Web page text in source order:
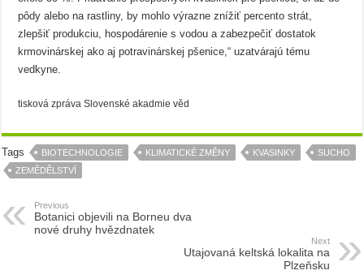
pôdy alebo na rastliny, by mohlo výrazne znížiť percento strát,
zlepšiť produkciu, hospodárenie s vodou a zabezpečiť dostatok
krmovinárskej ako aj potravinárskej pšenice,“ uzatvárajú tému
vedkyne.
tisková zpráva Slovenské akadmie věd
Tags BIOTECHNOLOGIE KLIMATICKÉ ZMĚNY KVASINKY
SUCHO
ZEMĚDĚLSTVÍ
Previous
Botanici objevili na Borneu dva
nové druhy hvězdnatek
Next
Utajovaná keltská lokalita na
Plzeňsku